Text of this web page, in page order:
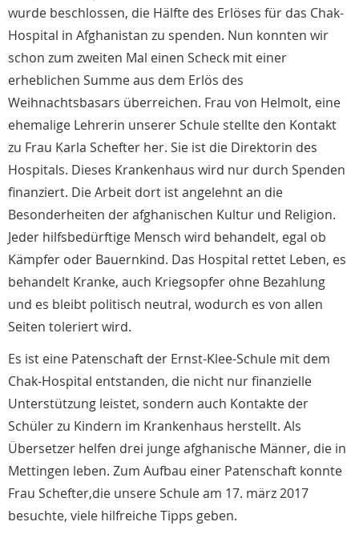
wurde beschlossen, die Hälfte des Erlöses für das Chak-
Hospital in Afghanistan zu spenden. Nun konnten wir
schon zum zweiten Mal einen Scheck mit einer
erheblichen Summe aus dem Erlös des
Weihnachtsbasars überreichen. Frau von Helmolt, eine
ehemalige Lehrerin unserer Schule stellte den Kontakt
zu Frau Karla Schefter her. Sie ist die Direktorin des
Hospitals. Dieses Krankenhaus wird nur durch Spenden
finanziert. Die Arbeit dort ist angelehnt an die
Besonderheiten der afghanischen Kultur und Religion.
Jeder hilfsbedürftige Mensch wird behandelt, egal ob
Kämpfer oder Bauernkind. Das Hospital rettet Leben, es
behandelt Kranke, auch Kriegsopfer ohne Bezahlung
und es bleibt politisch neutral, wodurch es von allen
Seiten toleriert wird.
Es ist eine Patenschaft der Ernst-Klee-Schule mit dem
Chak-Hospital entstanden, die nicht nur finanzielle
Unterstützung leistet, sondern auch Kontakte der
Schüler zu Kindern im Krankenhaus herstellt. Als
Übersetzer helfen drei junge afghanische Männer, die in
Mettingen leben. Zum Aufbau einer Patenschaft konnte
Frau Schefter,die unsere Schule am 17. märz 2017
besuchte, viele hilfreiche Tipps geben.